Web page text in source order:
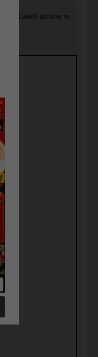
Wyświetl stronę w